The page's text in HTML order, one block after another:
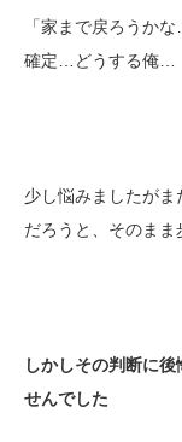
「家まで戻ろうか
確定…どうする俺…
少し悩みましたが
だろうと、そのまま
しかしその判断に
せんでした